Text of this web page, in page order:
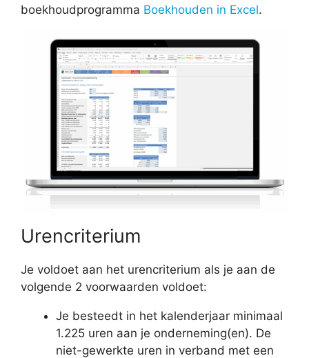
boekhoudprogramma Boekhouden in Excel.
Urencriterium
Je voldoet aan het urencriterium als je aan de
volgende 2 voorwaarden voldoet:
Je besteedt in het kalenderjaar minimaal
1.225 uren aan je onderneming(en). De
niet-gewerkte uren in verband met een